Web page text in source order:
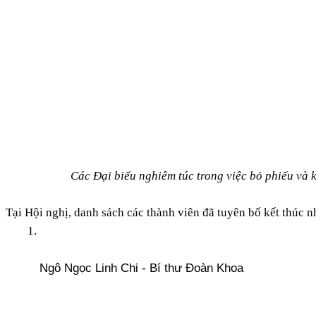
Các Đại biểu nghiêm túc trong việc bỏ phiếu và
Tại Hội nghị, danh sách các thành viên đã tuyên bố kết thúc
Ngô Ngọc Linh Chi - Bí thư Đoàn Khoa